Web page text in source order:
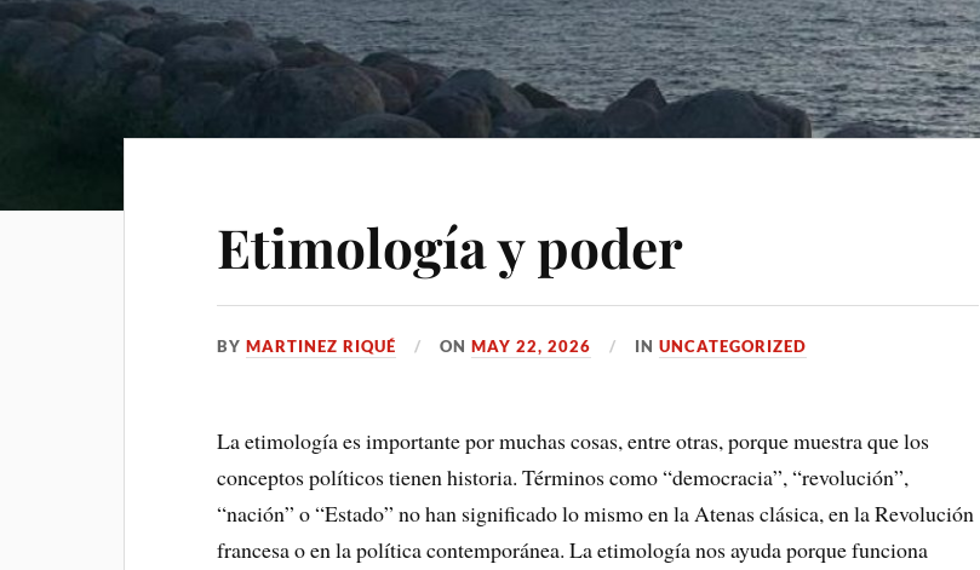
Etimología y poder
BYMARTINEZ RIQUÉ ONMAY 22, 2026 INUNCATEGORIZED
La etimología es importante por muchas cosas, entre otras, porque muestra que los
conceptos políticos tienen historia. Términos como “democracia”, “revolución”,
“nación” o “Estado” no han significado lo mismo en la Atenas clásica, en la Revolución
francesa o en la política contemporánea. La etimología nos ayuda porque funciona